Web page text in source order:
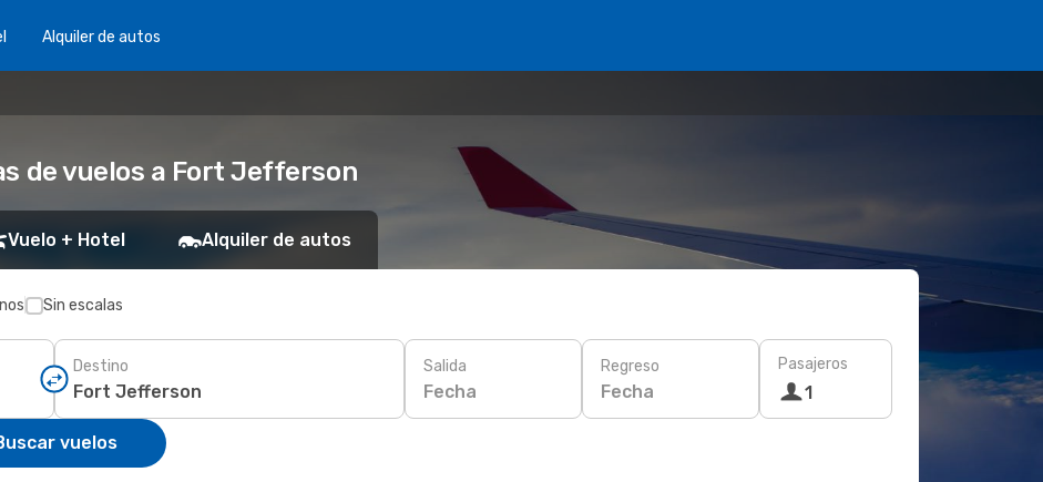
Alquiler de autos
de vuelos a Fort Jefferson
Vuelo + Hotel Alquiler de autos
Sin escalas
Destino Salida
Fecha
Regreso
Fecha
Pasajeros
1
vuelos